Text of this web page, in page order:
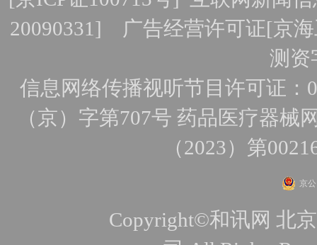
20090331] 广告经营许可证[京
测资
信息网络传播视听节目许可证：
（京）字第707号 药品医疗器械
（2023）第
京
Copyright©和讯网 北